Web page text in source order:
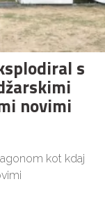
s
novimi
kot kdaj